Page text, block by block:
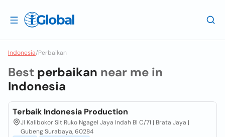
Indonesia/Perbaikan
Best perbaikan near me in
Indonesia
Terbaik Indonesia Production
Jl Kalibokor Slt Ruko Ngagel Jaya Indah Bl C/71 | Brata Jaya |
Gubeng Surabaya, 60284